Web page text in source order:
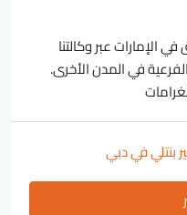
الإمارات عبر وكالتنا
في المدن الأخرى.
بنتلي في دبي